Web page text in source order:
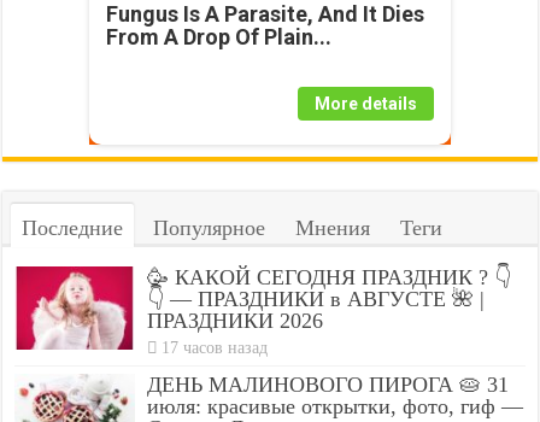
Fungus Is A Parasite, And It Dies
From A Drop Of Plain...
More details
Последние Популярное Мнения Теги
🥳 КАКОЙ СЕГОДНЯ ПРАЗДНИК ? 👇
👇 — ПРАЗДНИКИ в АВГУСТЕ 🌺 |
ПРАЗДНИКИ 2026
17 часов назад
ДЕНЬ МАЛИНОВОГО ПИРОГА 🥧 31
июля: красивые открытки, фото, гиф —